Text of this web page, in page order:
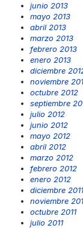
junio 2013
mayo 2013
abril 2013
marzo 2013
febrero 2013
enero 2013
diciembre
noviembre
octubre 2012
septiembre
julio 2012
junio 2012
mayo 2012
abril 2012
marzo 2012
febrero 2012
enero 2012
diciembre 2011
noviembre
octubre 2011
julio 2011